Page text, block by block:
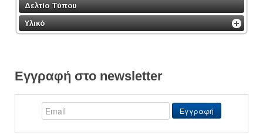
Δελτίο Τύπου
Υλικό
Εγγραφή στο newsletter